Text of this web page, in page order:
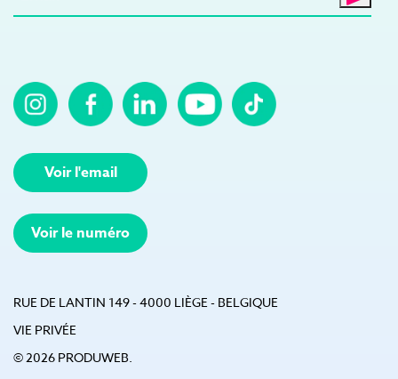
Voir l'email
Voir le numéro
RUE DE LANTIN 149 - 4000 LIÈGE - BELGIQUE
VIE PRIVÉE
© 2026 PRODUWEB.